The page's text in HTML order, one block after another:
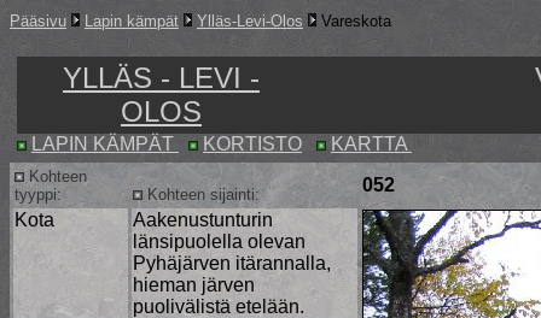
Pääsivu Lapin kämpät Ylläs-Levi-Olos Vareskota
YLLÄS - LEVI -
OLOS
LAPIN KÄMPÄT KORTISTO KARTTA
Kohteen
tyyppi:
Kohteen sijainti:
052
Kota
Aakenustunturin
länsipuolella olevan
Pyhäjärven itärannalla,
hieman järven
puolivälistä etelään.